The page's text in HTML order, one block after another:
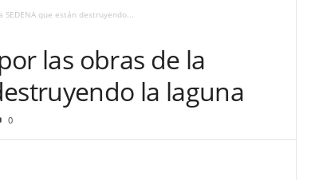
que están destruyendo...
las obras de la
la laguna
0